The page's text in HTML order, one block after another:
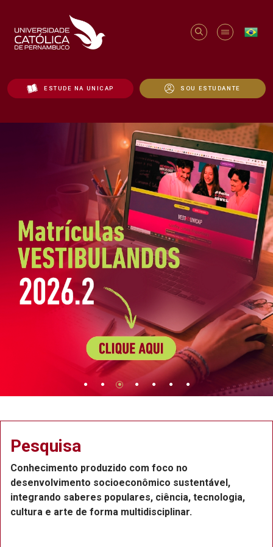
ESTUDE NA UNICAP SOU ESTUDANTE
produzido com foco no
socioeconômico sustentável,
populares, ciência, tecnologia,
forma multidisciplinar.
Recife, com
funcionários